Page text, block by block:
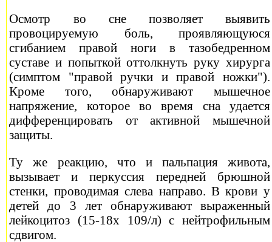
Осмотр во сне позволяет выявить
провоцируемую боль, проявляющуюся
сгибанием правой ноги в тазобедренном
суставе и попыткой оттолкнуть руку хирурга
(симптом "правой ручки и правой ножки").
Кроме того, обнаруживают мышечное
напряжение, которое во время сна удается
дифференцировать от активной мышечной
защиты.
Ту же реакцию, что и пальпация живота,
вызывает и перкуссия передней брюшной
стенки, проводимая слева направо. В крови у
детей до 3 лет обнаруживают выраженный
лейкоцитоз (15-18х 109/л) с нейтрофильным
сдвигом.